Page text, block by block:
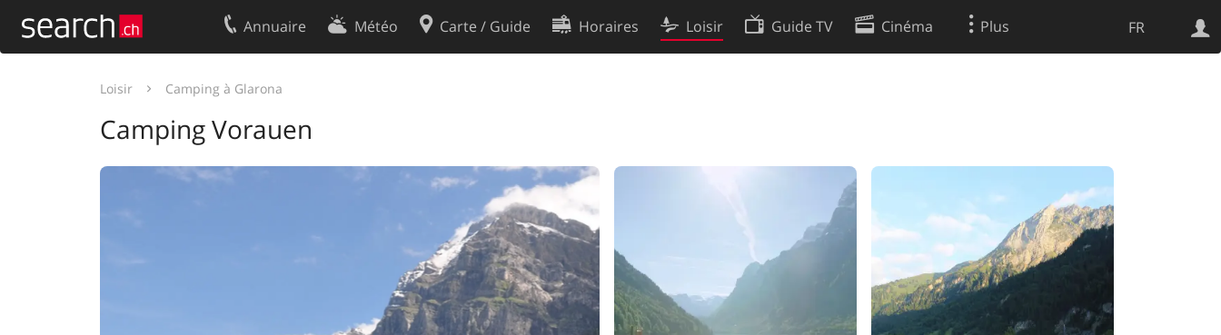
FR
Annuaire Météo Carte / Guide Horaires Loisir Guide TV Cinéma Plus
Loisir Camping à Glarona
Camping Vorauen
Votre inscription
Mentions Légales